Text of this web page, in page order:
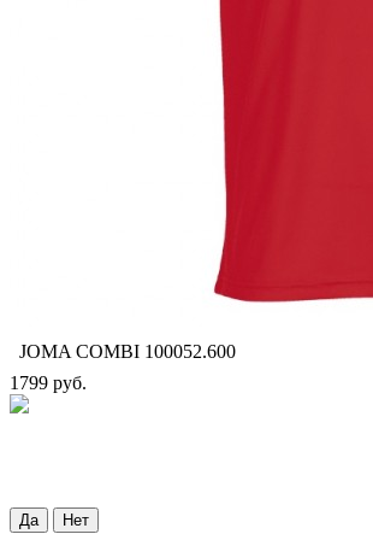
JOMA COMBI 100052.600
1799 руб.
Да Нет